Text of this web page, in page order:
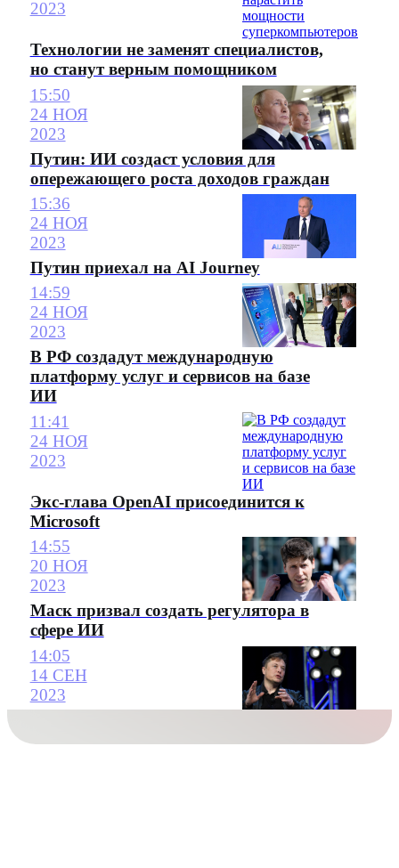
2023
Технологии не заменят специалистов,
но станут верным помощником
15:50
24 НОЯ
2023
Путин: ИИ создаст условия для
опережающего роста доходов граждан
15:36
24 НОЯ
2023
Путин приехал на AI Journey
14:59
24 НОЯ
2023
В РФ создадут международную
платформу услуг и сервисов на базе
ИИ
11:41
24 НОЯ
2023
Экс-глава OpenAI присоединится к
Microsoft
14:55
20 НОЯ
2023
Маск призвал создать регулятора в
сфере ИИ
14:05
14 СЕН
2023